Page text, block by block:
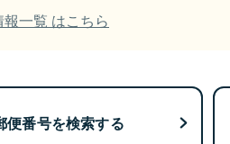
一覧 はこちら
便番号を検索する